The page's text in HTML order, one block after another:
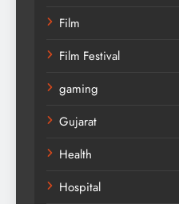
Film
Film Festival
gaming
Gujarat
Health
Hospital